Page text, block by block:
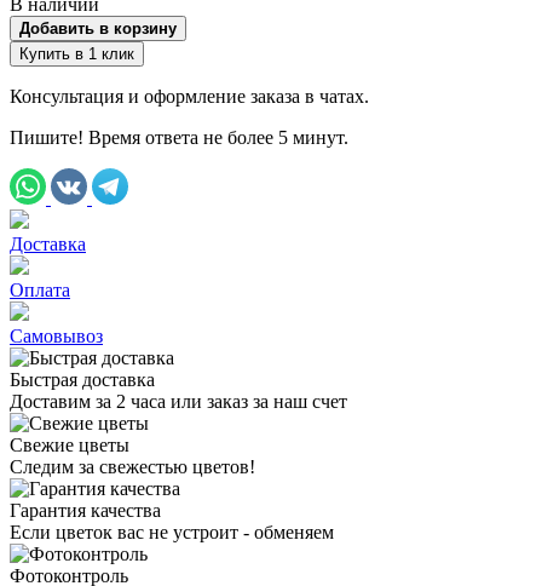
В наличии
Добавить в корзину
Купить в 1 клик
Консультация и оформление заказа в чатах.
Пишите! Время ответа не более 5 минут.
Доставка
Оплата
Самовывоз
Быстрая доставка
Доставим за 2 часа или заказ за наш счет
Свежие цветы
Следим за свежестью цветов!
Гарантия качества
Если цветок вас не устроит - обменяем
Фотоконтроль